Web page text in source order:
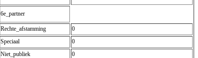
6e_partner
Rechte_afstamming
0
Speciaal
0
Niet_publiek
0